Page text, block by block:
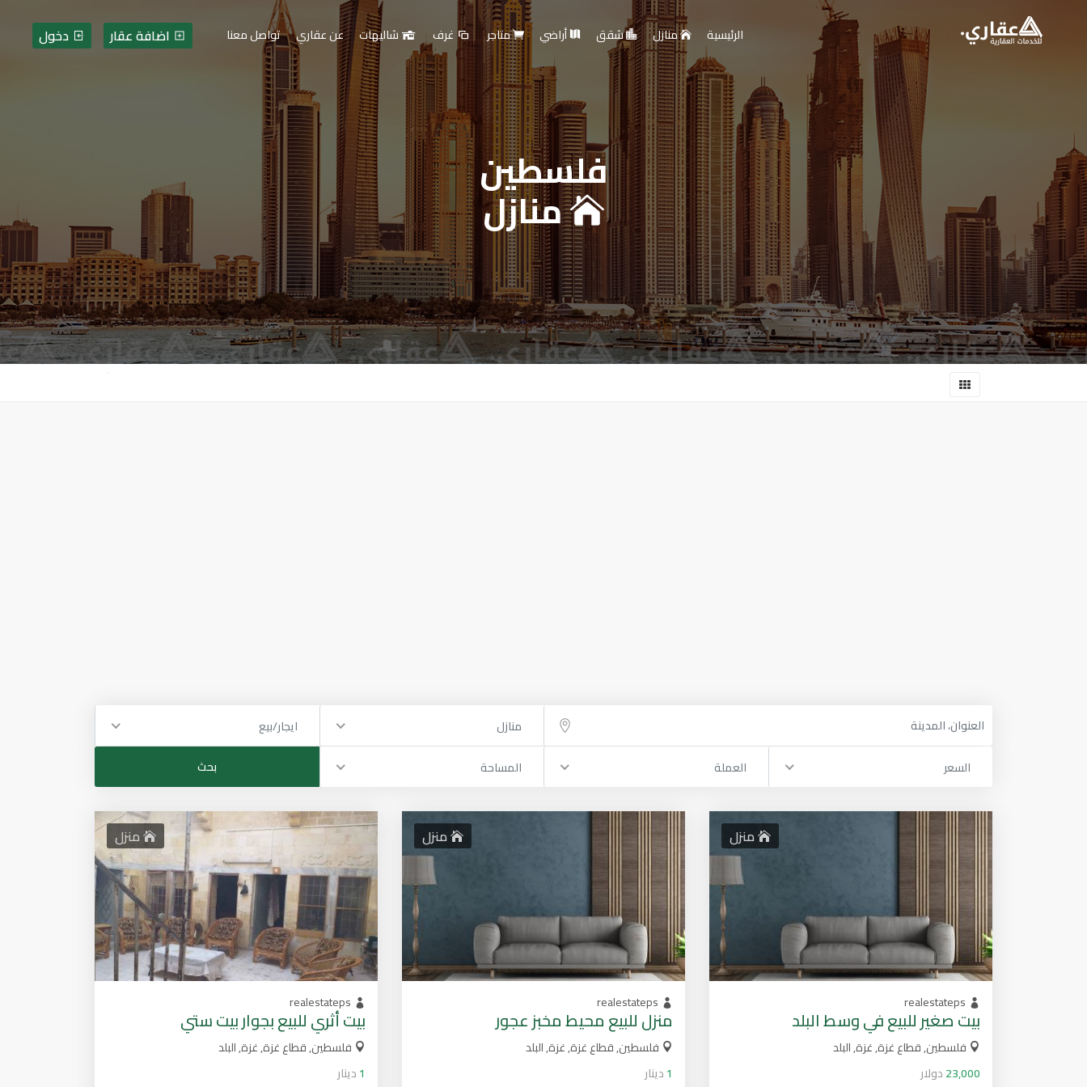
عقاري للخدمات العقارية - بيع أو تأجير عقارات - فلسطين - قطاع
فلسطين
منازل
منازل
ايجار/بيع
السعر
العملة المساحة
منزل
realestateps
بيت صغير للبيع في وسط البلد
فلسطين, قطاع غزة, غزة, البلد
23,000دولار
منزل
realestateps
منزل للبيع محيط مخبز عجور
فلسطين, قطاع غزة, غزة, البلد
1دينار
منزل
realestateps
بيت أثري للبيع بجوار بيت ستي
فلسطين, قطاع غزة, غزة, البلد
1دينار
دخول اضافة عقار الرئيسية منازل شقق أراضي متاجر غرف شاليهات عن عقاري تواصل معنا